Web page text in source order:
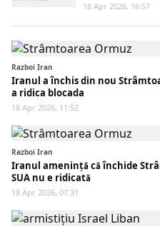
18 Apr 2026, 16:57
Razboi Iran
Iranul a închis din nou
a ridica blocada
18 Apr 2026, 11:52
Razboi Iran
Iranul amenință că închide
SUA nu e ridicată
18 Apr 2026, 07:31